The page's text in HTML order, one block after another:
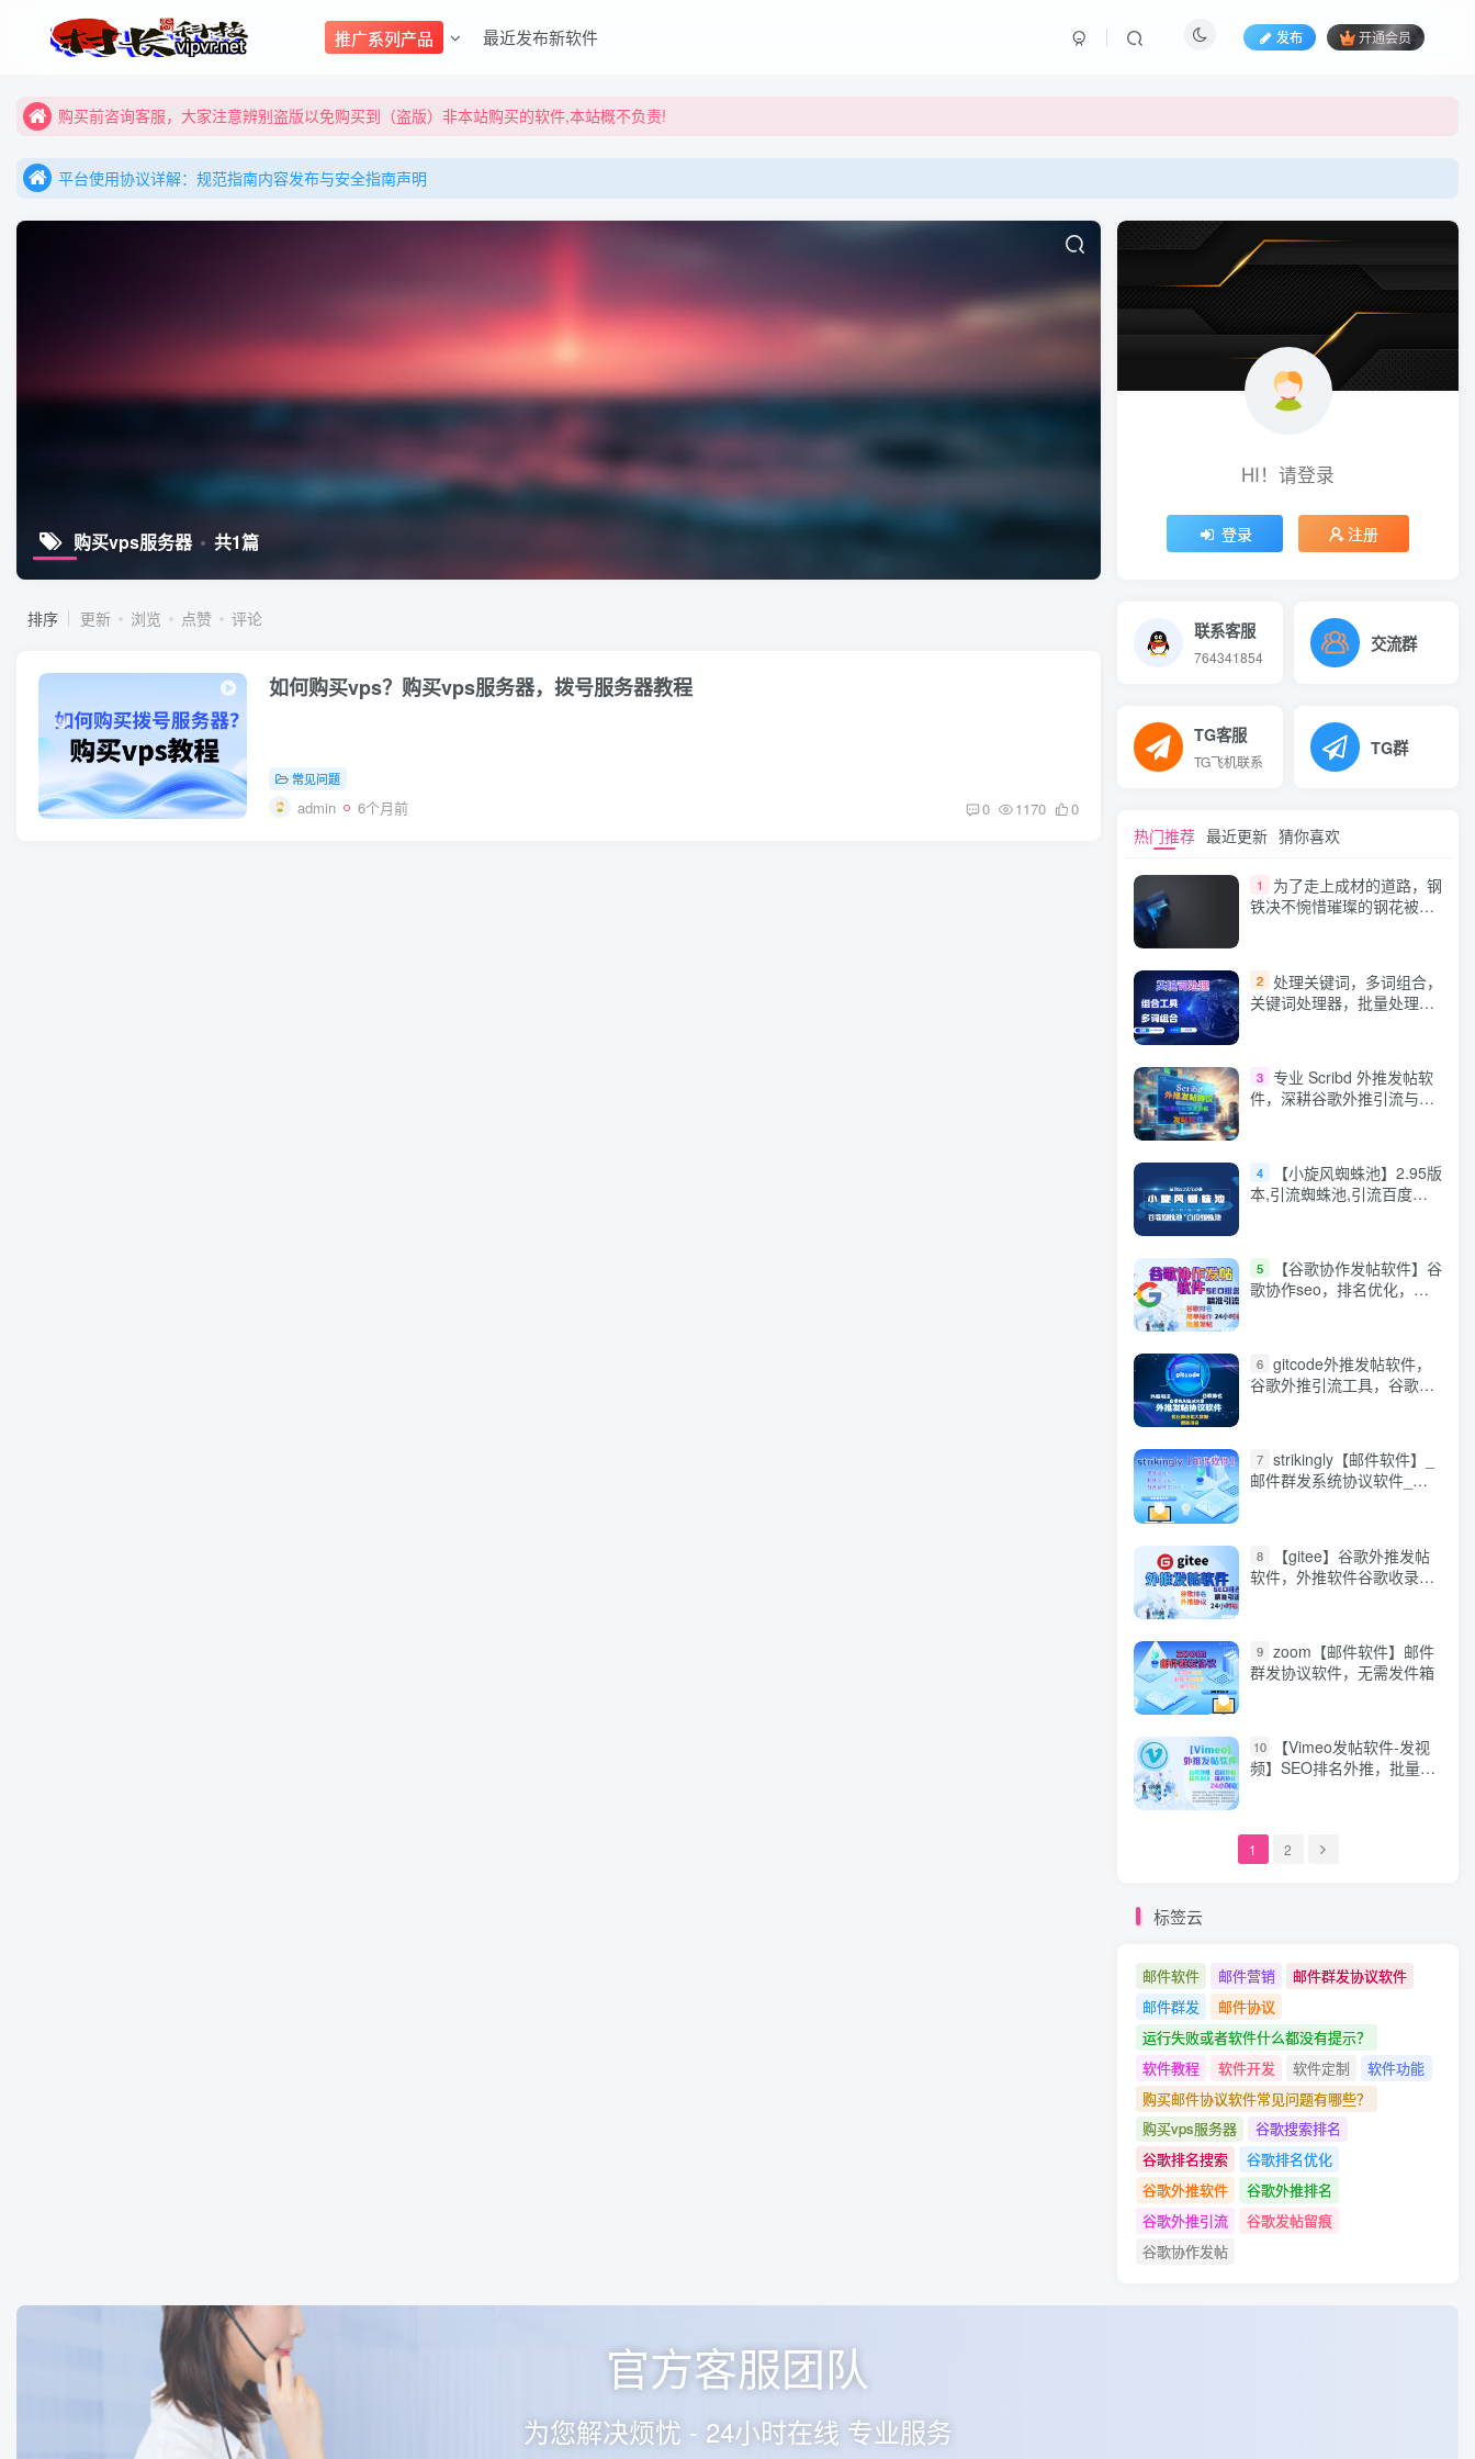
推广系列产品 最近发布新软件 发布 开通会员
购买前咨询客服，大家注意辨别盗版以免购买到（盗版）非本站购买的软件,本站概不负责!
平台使用协议详解：规范指南内容发布与安全指南声明
购买vps服务器 共1篇
排序 更新 浏览 点赞 评论
如何购买vps？购买vps服务器，拨号服务器教程
常见问题
admin 6个月前 0 1170 0
HI！请登录
登录 注册
联系客服
764341854
交流群
TG客服
TG飞机联系
TG群
热门推荐 最近更新 猜你喜欢
1
为了走上成材的道路，钢
铁决不惋惜璀璨的钢花被遗
2
处理关键词，多词组合，
关键词处理器，批量处理，
3 专业 Scribd 外推发帖软
件，深耕谷歌外推引流与排
4
【小旋风蜘蛛池】2.95版
本,引流蜘蛛池,引流百度蜘
2.9版本】
5
【谷歌协作发帖软件】谷
歌协作seo，排名优化，营
6 gitcode外推发帖软件，
谷歌外推引流工具，谷歌引
7 strikingly【邮件软件】_
邮件群发系统协议软件_精
8
【gitee】谷歌外推发帖
软件，外推软件谷歌收录排
9 zoom【邮件软件】邮件
群发协议软件，无需发件箱
10
【Vimeo发帖软件-发视
频】SEO排名外推，批量发
的推广软件谷歌谷歌排名
【Vimeo发视频软件】
1 2
标签云
邮件软件 邮件营销
邮件群发协议软件
邮件群发
邮件协议
运行失败或者软件什么都没有提示？
软件教程
软件开发 软件定制
软件功能
购买邮件协议软件常见问题有哪些？
购买vps服务器
谷歌搜索排名
谷歌排名搜索
谷歌排名优化
谷歌外推软件
谷歌外推排名
谷歌外推引流
谷歌发帖留痕
谷歌协作发帖
官方客服团队
为您解决烦忧 - 24小时在线 专业服务